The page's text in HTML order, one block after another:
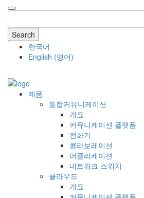
Search
한국어
English (영어)
제품
통합커뮤니케이션
개요
커뮤니케이션 플랫폼
전화기
콜라보레이션
어플리케이션
네트워크 스위치
클라우드
개요